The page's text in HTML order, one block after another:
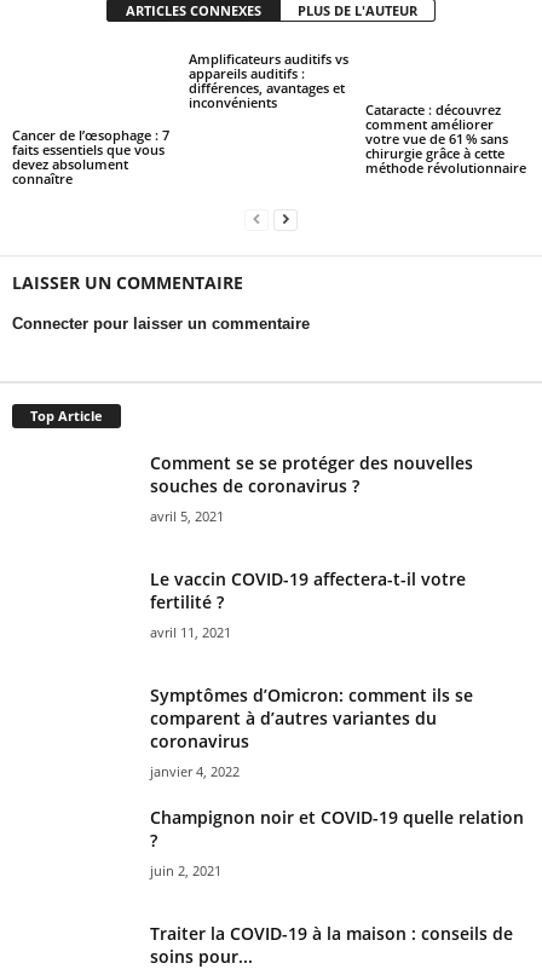
ARTICLES CONNEXES PLUS DE L'AUTEUR
Cancer de l’œsophage : 7
faits essentiels que vous
devez absolument
connaître
Amplificateurs auditifs vs
appareils auditifs :
différences, avantages et
inconvénients
Cataracte : découvrez
comment améliorer
votre vue de 61 % sans
chirurgie grâce à cette
méthode révolutionnaire
LAISSER UN COMMENTAIRE
Connecter pour laisser un commentaire
Top Article
Comment se se protéger des nouvelles
souches de coronavirus ?
avril 5, 2021
Le vaccin COVID-19 affectera-t-il votre
fertilité ?
avril 11, 2021
Symptômes d’Omicron: comment ils se
comparent à d’autres variantes du
coronavirus
janvier 4, 2022
Champignon noir et COVID-19 quelle relation
?
juin 2, 2021
Traiter la COVID-19 à la maison : conseils de
soins pour...